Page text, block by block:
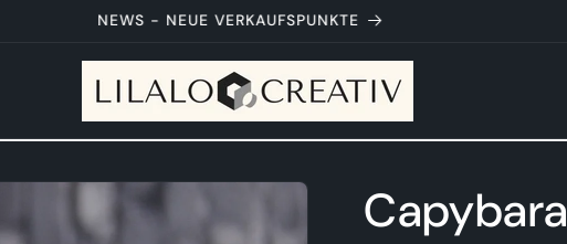
Neue Artikel werden regelmäßig gelauncht
Capybara